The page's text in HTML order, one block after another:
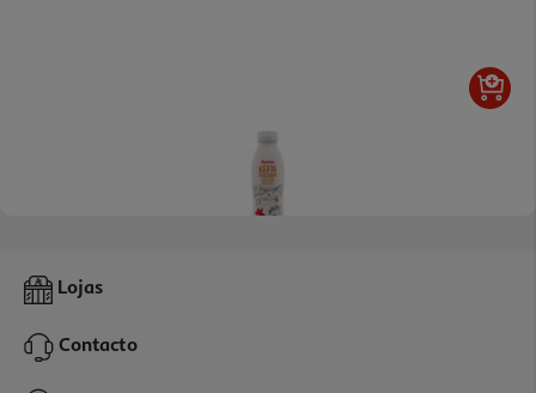
Kefir Líquido Auchan Manga 500g
1,49 €
Lojas
Contacto